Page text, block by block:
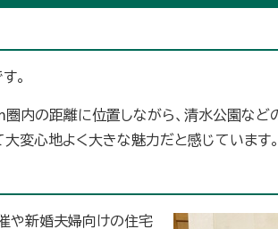
。
内の距離に位置しながら、清水公園など
変心地よく大きな魅力だと感じています。
や新婚夫婦向けの住宅